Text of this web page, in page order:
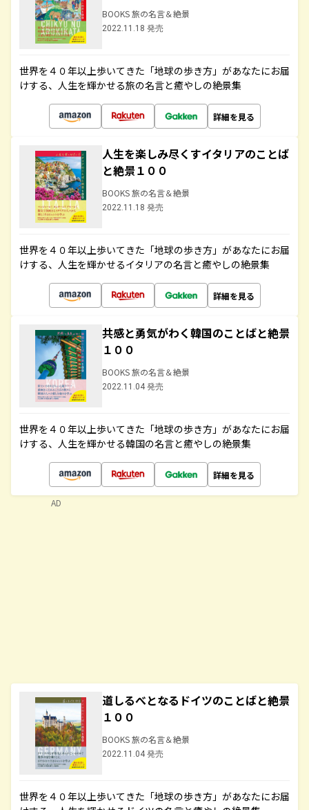
BOOKS 旅の名言＆絶景
2022.11.18 発売
世界を４０年以上歩いてきた「地球の歩き方」があなたにお届
けする、人生を輝かせる旅の名言と癒やしの絶景集
詳細を見る
人生を楽しみ尽くすイタリアのことば
と絶景１００
BOOKS 旅の名言＆絶景
2022.11.18 発売
世界を４０年以上歩いてきた「地球の歩き方」があなたにお届
けする、人生を輝かせるイタリアの名言と癒やしの絶景集
詳細を見る
共感と勇気がわく韓国のことばと絶景
１００
BOOKS 旅の名言＆絶景
2022.11.04 発売
世界を４０年以上歩いてきた「地球の歩き方」があなたにお届
けする、人生を輝かせる韓国の名言と癒やしの絶景集
詳細を見る
道しるべとなるドイツのことばと絶景
１００
BOOKS 旅の名言＆絶景
2022.11.04 発売
世界を４０年以上歩いてきた「地球の歩き方」があなたにお届
AD